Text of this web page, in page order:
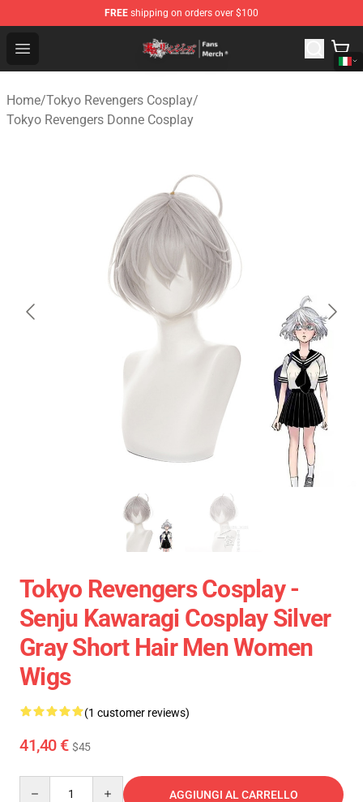
FREE shipping on orders over $100
Open menu
Tokyo Revengers Store - Official Tokyo Revengers
Home/Tokyo Revengers Cosplay/
Tokyo Revengers Donne Cosplay
Tokyo Revengers Cosplay -
Senju Kawaragi Cosplay Silver
Gray Short Hair Men Women
Wigs
(1 customer reviews)
41,40 € $45
AGGIUNGI AL CARRELLO